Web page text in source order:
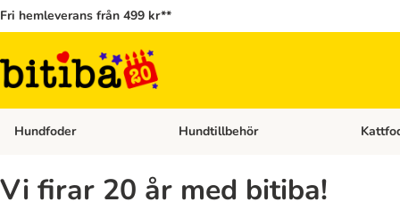
Fri hemleverans från 499 kr**
Hundfoder Open category menu: Hundfoder
Hundtillbehör Open
Vi firar 20 år med bitiba!